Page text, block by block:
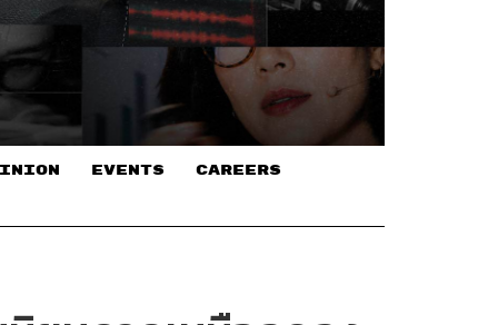
EVENTS CAREERS